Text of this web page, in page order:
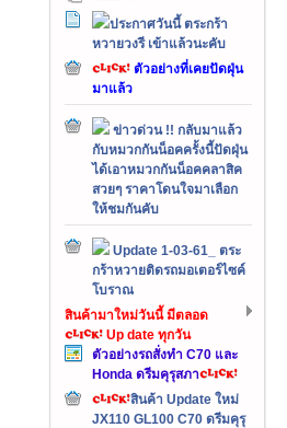
ประกาศวันนี้ ตระกร้า
หวายวงรี เข้าแล้วนะคับ
ตัวอย่างที่เคยปัดฝุ่น
มาแล้ว
ข่าวด่วน !! กลับมาแล้ว
กับหมวกกันน็อคครั้งนี้ปัดฝุ่น
ได้เอาหมวกกันน็อคคลาสิค
สวยๆ ราคาโดนใจมาเลือก
ให้ชมกันคับ
Update 1-03-61_ ตระ
กร้าหวายติดรถมอเตอร์ไซค์
โบราณ
สินค้ามาใหม่วันนี้ มีตลอด
Up date ทุกวัน
ตัวอย่างรถสั่งทำ C70 และ
Honda ดรีมคุรุสภา
สินค้า Update ใหม่
JX110 GL100 C70 ดรีมคุรุ